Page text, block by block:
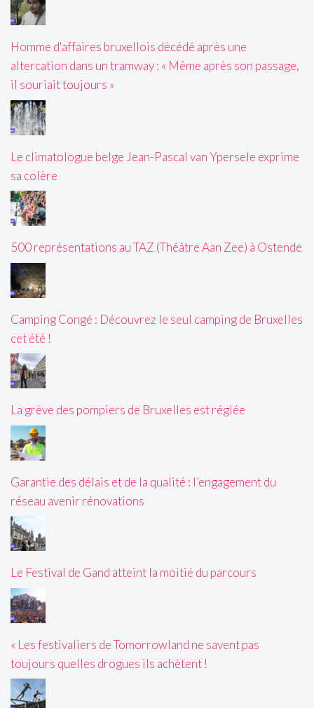
Homme d'affaires bruxellois décédé après une
altercation dans un tramway : « Même après son passage,
il souriait toujours »
Le climatologue belge Jean-Pascal van Ypersele exprime
sa colère
500 représentations au TAZ (Théâtre Aan Zee) à Ostende
Camping Congé : Découvrez le seul camping de Bruxelles
cet été !
La grève des pompiers de Bruxelles est réglée
Garantie des délais et de la qualité : l’engagement du
réseau avenir rénovations
Le Festival de Gand atteint la moitié du parcours
« Les festivaliers de Tomorrowland ne savent pas
toujours quelles drogues ils achètent !